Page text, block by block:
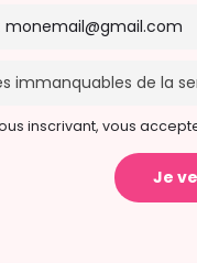
inscrivant, vous